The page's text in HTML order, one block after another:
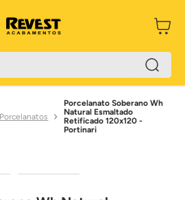
Porcelanatos
Porcelanato Soberano Wh
Natural Esmaltado
Retificado 120x120 -
Portinari